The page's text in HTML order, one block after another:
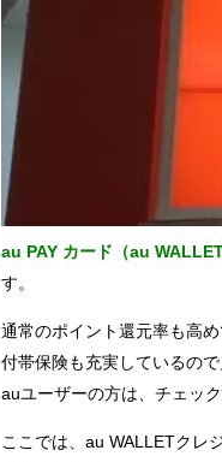
au PAY カード（au
す。
通常のポイント還元率も高め
付帯保険も充実しているので
auユーザーの方は、チェッ
ここでは、au WALLETクレ